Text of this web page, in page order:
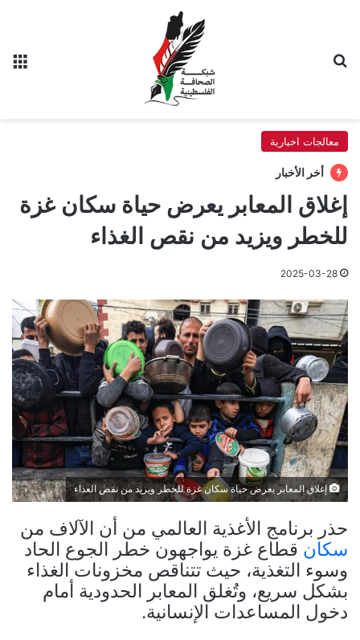
معالجات اخبارية
أخر الأخبار
إغلاق المعابر يعرض حياة سكان غزة
للخطر ويزيد من نقص الغذاء
2025-03-28
إغلاق المعابر يعرض حياة سكان غزة للخطر ويزيد من نقص الغذاء
حذر برنامج الأغذية العالمي من أن الآلاف من
سكان قطاع غزة يواجهون خطر الجوع الحاد
وسوء التغذية، حيث تتناقص مخزونات الغذاء
بشكل سريع، وتُغلق المعابر الحدودية أمام
دخول المساعدات الإنسانية.